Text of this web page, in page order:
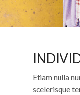
Etiam nulla
scelerisque